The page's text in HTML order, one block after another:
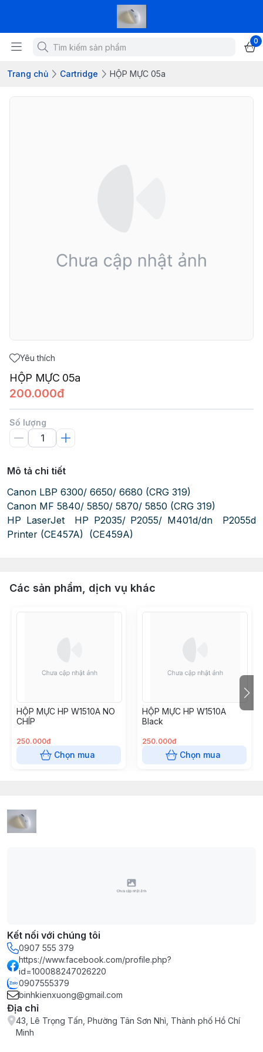
0
Trang chủ Cartridge HỘP MỰC 05a
Yêu thích
HỘP MỰC 05a
200.000đ
Số lượng
Mô tả chi tiết
Canon LBP 6300/ 6650/ 6680 (CRG 319)
Canon MF 5840/ 5850/ 5870/ 5850 (CRG 319)
HP LaserJet HP P2035/ P2055/ M401d/dn P2055d
Printer (CE457A) (CE459A)
Các sản phẩm, dịch vụ khác
HỘP MỰC HP W1510A NO
CHÍP
250.000đ
Chọn mua
HỘP MỰC HP W1510A
Black
250.000đ
Chọn mua
Kết nối với chúng tôi
0907 555 379
https://www.facebook.com/profile.php?
id=100088247026220
0907555379
binhkienxuong@gmail.com
Địa chỉ
43, Lê Trọng Tấn, Phường Tân Sơn Nhì, Thành phố Hồ Chí
Minh